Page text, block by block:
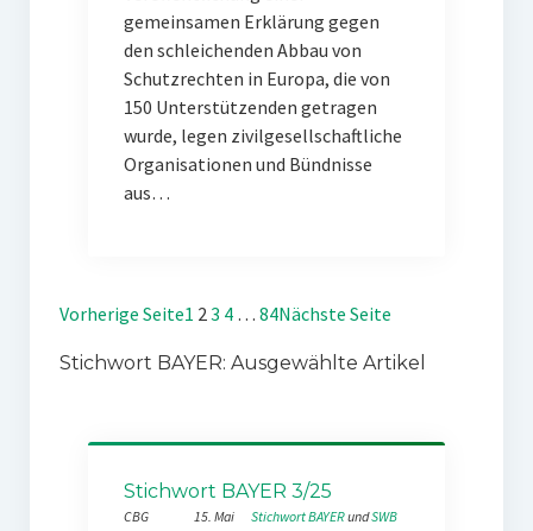
gemeinsamen Erklärung gegen
den schleichenden Abbau von
Schutzrechten in Europa, die von
150 Unterstützenden getragen
wurde, legen zivilgesellschaftliche
Organisationen und Bündnisse
aus…
Vorherige Seite1 23 4 … 84Nächste Seite
Stichwort BAYER: Ausgewählte Artikel
Stichwort BAYER 3/25
CBG
15. Mai
Stichwort BAYER und SWB